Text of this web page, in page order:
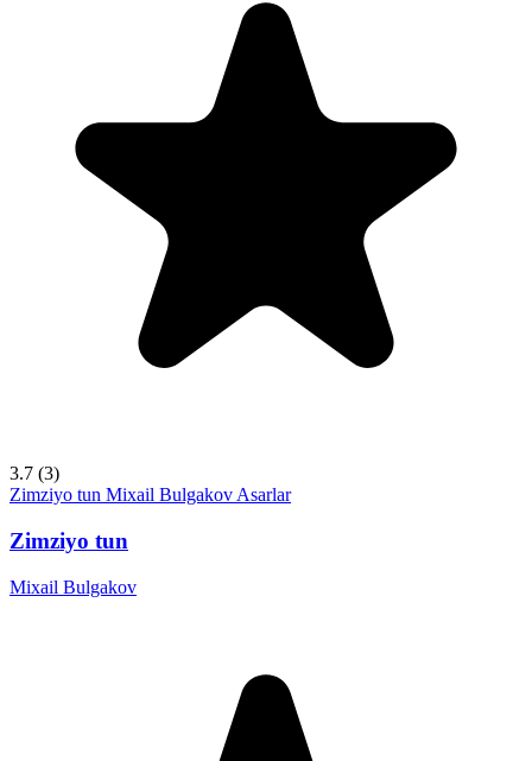
3.7 (3)
Zimziyo tun Mixail Bulgakov Asarlar
Zimziyo tun
Mixail Bulgakov